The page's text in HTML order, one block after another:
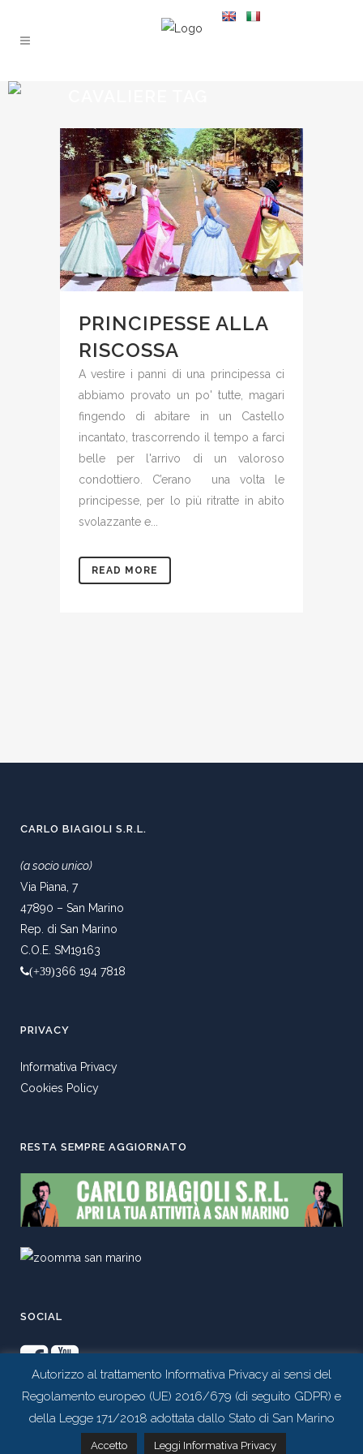
PRINCIPESSE ALLA
RISCOSSA
A vestire i panni di una principessa ci
abbiamo provato un po' tutte, magari
fingendo di abitare in un Castello
incantato, trascorrendo il tempo a farci
belle per l'arrivo di un valoroso
condottiero. C’erano una volta le
principesse, per lo più ritratte in abito
svolazzante e...
READ MORE
CARLO BIAGIOLI S.R.L.
(a socio unico)
Via Piana, 7
47890 – San Marino
Rep. di San Marino
C.O.E. SM19163
(+39)366 194 7818
PRIVACY
Informativa Privacy
Cookies Policy
RESTA SEMPRE AGGIORNATO
SOCIAL
Autorizzo al trattamento Informativa Privacy ai sensi del
Regolamento europeo (UE) 2016/679 (di seguito GDPR) e
della Legge 171/2018 adottata dallo Stato di San Marino
Accetto Leggi Informativa Privacy
Contattaci tramite whatsapp